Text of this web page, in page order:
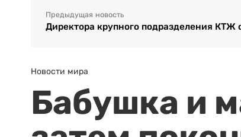
Предыдущая новость
Директора крупного подразделения КТЖ
Новости мира
Бабушка и